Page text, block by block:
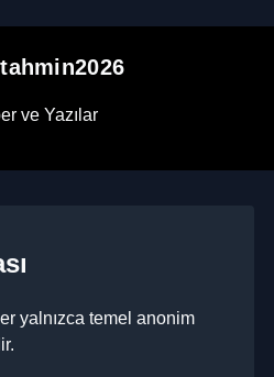
ve Yazılar
yalnızca temel anonim